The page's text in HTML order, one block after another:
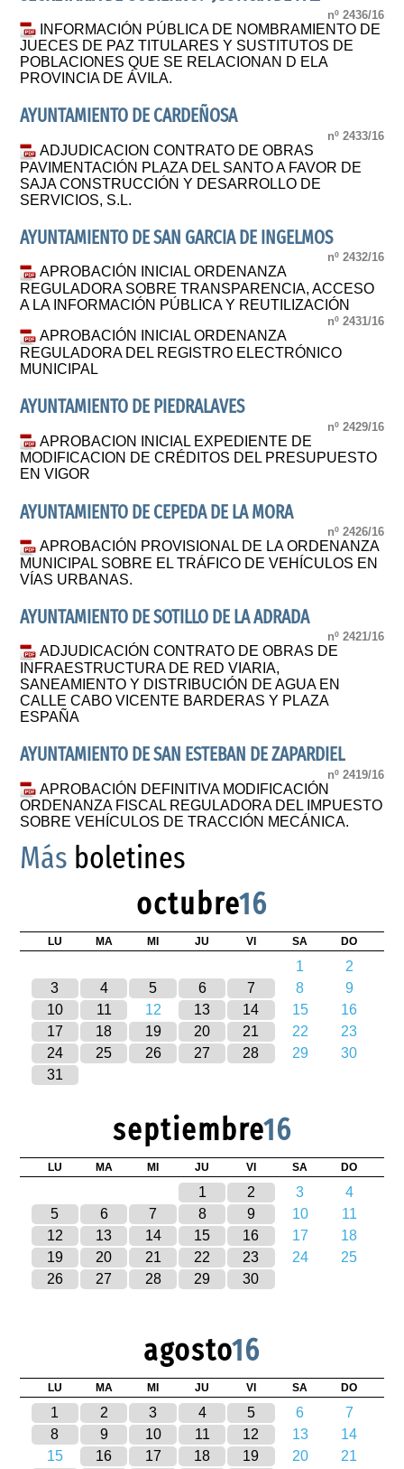
nº 2436/16
INFORMACIÓN PÚBLICA DE NOMBRAMIENTO DE
JUECES DE PAZ TITULARES Y SUSTITUTOS DE
POBLACIONES QUE SE RELACIONAN D ELA
PROVINCIA DE ÁVILA.
AYUNTAMIENTO DE CARDEÑOSA
nº 2433/16
ADJUDICACION CONTRATO DE OBRAS
PAVIMENTACIÓN PLAZA DEL SANTO A FAVOR DE
SAJA CONSTRUCCIÓN Y DESARROLLO DE
SERVICIOS, S.L.
AYUNTAMIENTO DE SAN GARCIA DE INGELMOS
nº 2432/16
APROBACIÓN INICIAL ORDENANZA
REGULADORA SOBRE TRANSPARENCIA, ACCESO
A LA INFORMACIÓN PÚBLICA Y REUTILIZACIÓN
nº 2431/16
APROBACIÓN INICIAL ORDENANZA
REGULADORA DEL REGISTRO ELECTRÓNICO
MUNICIPAL
AYUNTAMIENTO DE PIEDRALAVES
nº 2429/16
APROBACION INICIAL EXPEDIENTE DE
MODIFICACION DE CRÉDITOS DEL PRESUPUESTO
EN VIGOR
AYUNTAMIENTO DE CEPEDA DE LA MORA
nº 2426/16
APROBACIÓN PROVISIONAL DE LA ORDENANZA
MUNICIPAL SOBRE EL TRÁFICO DE VEHÍCULOS EN
VÍAS URBANAS.
AYUNTAMIENTO DE SOTILLO DE LA ADRADA
nº 2421/16
ADJUDICACIÓN CONTRATO DE OBRAS DE
INFRAESTRUCTURA DE RED VIARIA,
SANEAMIENTO Y DISTRIBUCIÓN DE AGUA EN
CALLE CABO VICENTE BARDERAS Y PLAZA
ESPAÑA
AYUNTAMIENTO DE SAN ESTEBAN DE ZAPARDIEL
nº 2419/16
APROBACIÓN DEFINITIVA MODIFICACIÓN
ORDENANZA FISCAL REGULADORA DEL IMPUESTO
SOBRE VEHÍCULOS DE TRACCIÓN MECÁNICA.
Más boletines
octubre16
LU MA MI JU VI SA DO
1
2
3
4 5 6 7 8
9
10
11 12 13 14 15
16
17
18 19 20 21 22
23
24
25 26 27 28 29
30
31
septiembre16
LU MA MI JU VI SA DO
1 2 3
4
5
6 7 8 9 10
11
12
13 14 15 16 17
18
19
20 21 22 23 24
25
26
27 28 29 30
agosto16
LU MA MI JU VI SA DO
1 2 3 4 5 6
7
8
9 10 11 12 13
14
15
16 17 18 19 20
21